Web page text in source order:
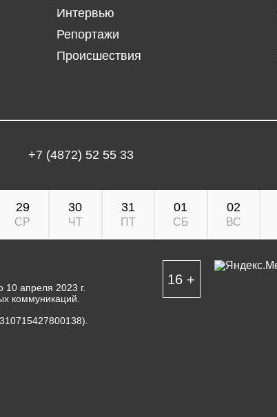
Интервью
Репортажи
Происшествия
+7 (4872) 52 55 33
29
СР
30
ЧТ
31
ПТ
01
СБ
02
ВС
10 апреля 2023 г.
коммуникаций.
16 +